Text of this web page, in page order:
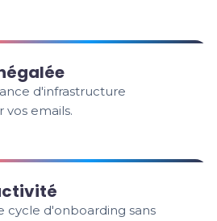
d'infrastructure
vos emails.
cycle d'onboarding sans